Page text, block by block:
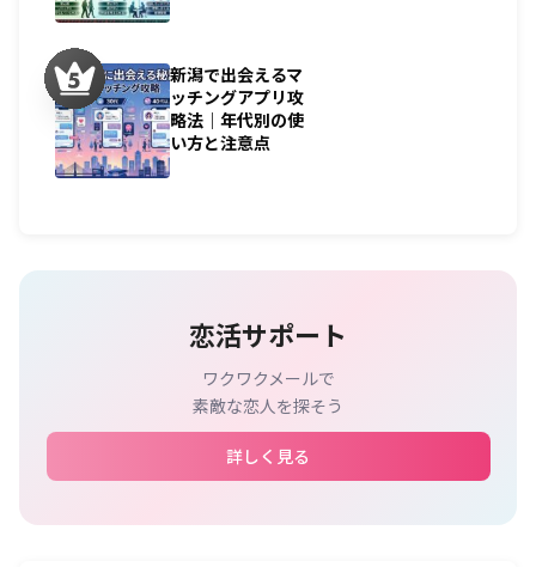
新潟で出会えるマ
ッチングアプリ攻
略法｜年代別の使
い方と注意点
恋活サポート
ワクワクメールで
素敵な恋人を探そう
詳しく見る